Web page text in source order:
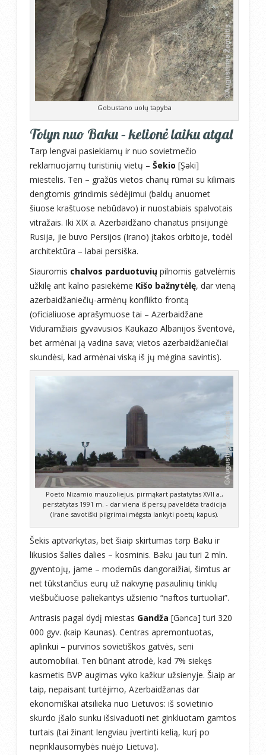
Gobustano uolų tapyba
Tolyn nuo Baku – kelionė laiku atgal
Tarp lengvai pasiekiamų ir nuo sovietmečio
reklamuojamų turistinių vietų – Šekio [Şəki]
miestelis. Ten – gražūs vietos chanų rūmai su kilimais
dengtomis grindimis sėdėjimui (baldų anuomet
šiuose kraštuose nebūdavo) ir nuostabiais spalvotais
vitražais. Iki XIX a. Azerbaidžano chanatus prisijungė
Rusija, jie buvo Persijos (Irano) įtakos orbitoje, todėl
architektūra – labai persiška.
Siauromis chalvos parduotuvių pilnomis gatvelėmis
užkilę ant kalno pasiekėme Kišo bažnytėlę, dar vieną
azerbaidžaniečių-armėnų konflikto frontą
(oficialiuose aprašymuose tai – Azerbaidžane
Viduramžiais gyvavusios Kaukazo Albanijos šventovė,
bet armėnai ją vadina sava; vietos azerbaidžaniečiai
skundėsi, kad armėnai viską iš jų mėgina savintis).
Poeto Nizamio mauzoliejus, pirmąkart pastatytas XVII a.,
perstatytas 1991 m. - dar viena iš persų paveldėta tradicija
(Irane savotiški pilgrimai mėgsta lankyti poetų kapus).
Šekis aptvarkytas, bet šiaip skirtumas tarp Baku ir
likusios šalies dalies – kosminis. Baku jau turi 2 mln.
gyventojų, jame – modernūs dangoraižiai, šimtus ar
net tūkstančius eurų už nakvynę pasaulinių tinklų
viešbučiuose paliekantys užsienio “naftos turtuoliai”.
Antrasis pagal dydį miestas Gandža [Gəncə] turi 320
000 gyv. (kaip Kaunas). Centras apremontuotas,
aplinkui – purvinos sovietiškos gatvės, seni
automobiliai. Ten būnant atrodė, kad 7% siekęs
kasmetis BVP augimas vyko kažkur užsienyje. Šiaip ar
taip, nepaisant turtėjimo, Azerbaidžanas dar
ekonomiškai atsilieka nuo Lietuvos: iš sovietinio
skurdo įšalo sunku išsivaduoti net ginkluotam gamtos
turtais (tai žinant lengviau įvertinti kelią, kurį po
nepriklausomybės nuėjo Lietuva).